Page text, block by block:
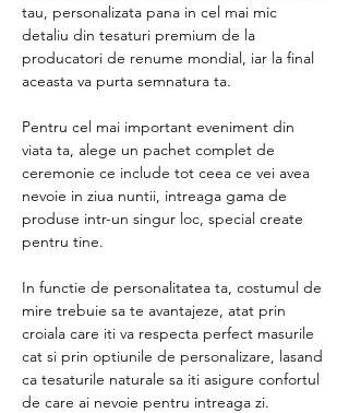
tau, personalizata pana in cel mai mic
detaliu din tesaturi premium de la
producatori de renume mondial, iar la final
aceasta va purta semnatura ta.
Pentru cel mai important eveniment din
viata ta, alege un pachet complet de
ceremonie ce include tot ceea ce vei avea
nevoie in ziua nuntii, intreaga gama de
produse intr-un singur loc, special create
pentru tine.
In functie de personalitatea ta, costumul de
mire trebuie sa te avantajeze, atat prin
croiala care iti va respecta perfect masurile
cat si prin optiunile de personalizare, lasand
ca tesaturile naturale sa iti asigure confortul
de care ai nevoie pentru intreaga zi.